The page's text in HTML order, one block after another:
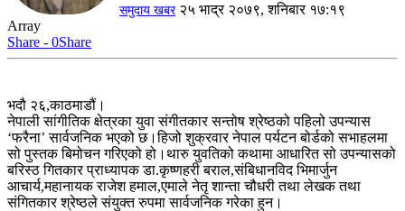
समुदाय खबर २५ भाद्र २०७९, शनिबार १७:१९
Array
Share - 0Share
भदौ २६,काठमाडौं।
नेपाली सांगीतिक क्षेत्रका युवा संगीतकार सन्तोष श्रेष्ठको पहिलो उपन्यास
‘फरैना’ सार्वजनिक भएको छ।हिजो शुक्रवार नेपाल पर्यटन बोर्डको सभाहलमा
सो पुस्तक बिमोचन गरिएको हो।थारु युवतिको कथामा आधारित सो उपन्यासको
बरिस्ठ गितकार प्राध्यापक डा.कृष्णहरी बराल,संबिधानविद भिमार्जुन
आचार्य,महानायक राजेश हमाल,एमाले नेतृ शान्ता चौधरी तथा लेखक तथा
संगितकार श्रेष्ठले संयुक्त रुपमा सार्वजनिक गरेका हुन।